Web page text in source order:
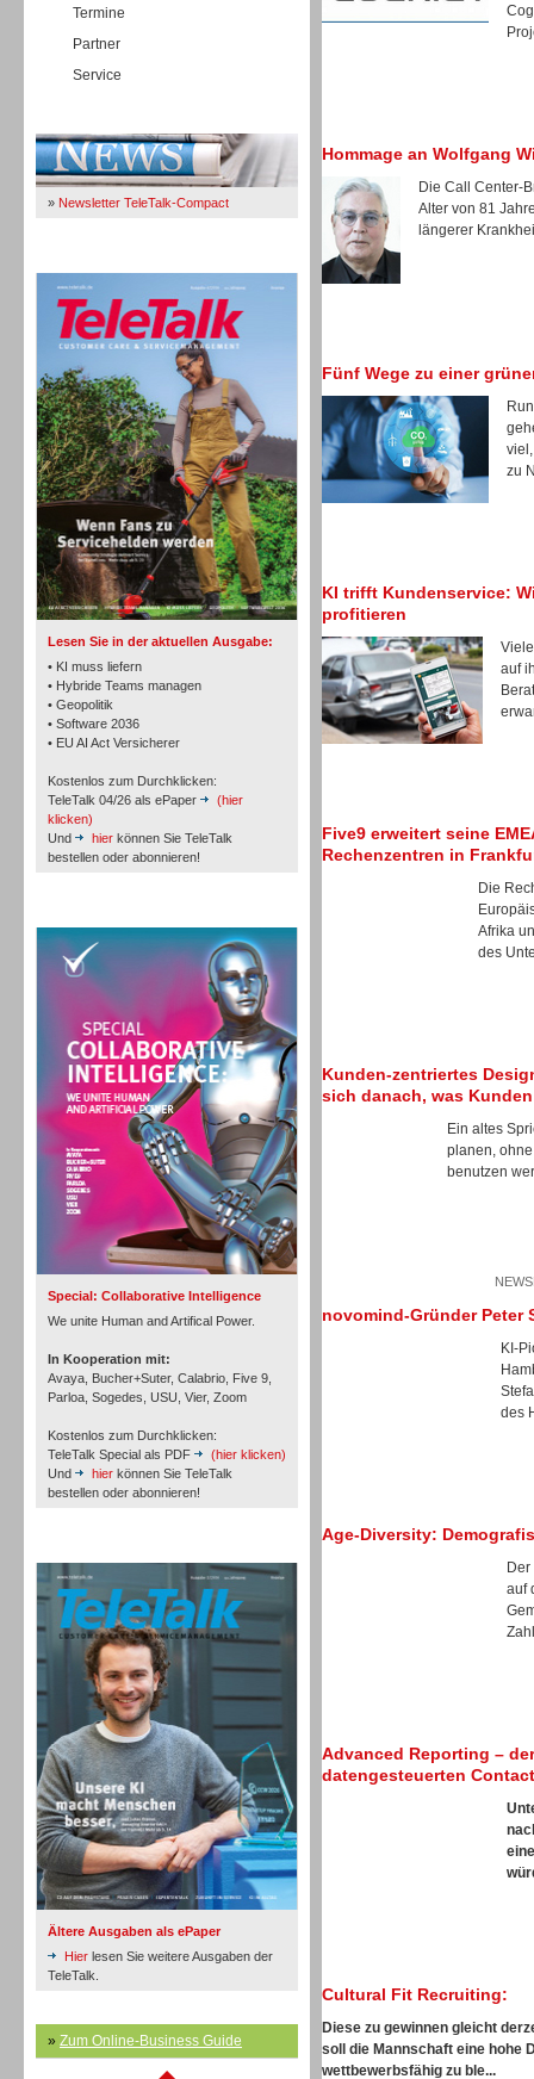
Termine
Partner
Service
» Newsletter TeleTalk-Compact
Lesen Sie in der aktuellen Ausgabe:
• KI muss liefern
• Hybride Teams managen
• Geopolitik
• Software 2036
• EU AI Act Versicherer
Kostenlos zum Durchklicken:
TeleTalk 04/26 als ePaper
(hier
klicken)
Und
hier können Sie TeleTalk
bestellen oder abonnieren!
Special: Collaborative Intelligence
We unite Human and Artifical Power.
In Kooperation mit:
Avaya, Bucher+Suter, Calabrio, Five 9,
Parloa, Sogedes, USU, Vier, Zoom
Kostenlos zum Durchklicken:
TeleTalk Special als PDF
(hier klicken)
Und
hier können Sie TeleTalk
bestellen oder abonnieren!
Ältere Ausgaben als ePaper
Hier lesen Sie weitere Ausgaben der
TeleTalk.
» Zum Online-Business Guide
TK- und ACD-Systeme
Workforce-Management
Personal
Inbound
Inbound
Inbound
Hommage an Wolfgang
Die Call Center-
Alter von 81
längerer
Fünf Wege zu einer
zu
KI trifft Kundenservice:
profitieren
auf
Five9 erweitert seine
Rechenzentren in
Die
Afrika
des
Kunden-zentriertes
sich danach, was
Ein altes
planen,
benutzen
novomind-Gründer Peter
KI-
des
Age-Diversity:
auf
Advanced Reporting –
datengesteuerten
Cultural Fit Recruiting:
Diese zu gewinnen gleicht
soll die Mannschaft eine hohe
wettbewerbsfähig zu ble...